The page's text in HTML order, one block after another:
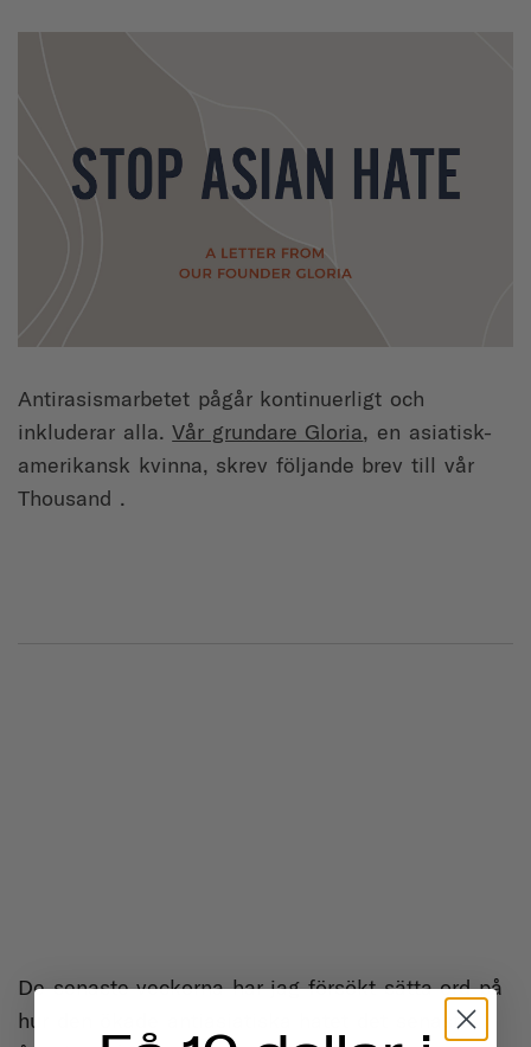
Antirasismarbetet pågår kontinuerligt och
inkluderar alla.Vår grundare Gloria, en asiatisk-
amerikansk kvinna, skrev följande brev till vår
Thousand .
De senaste veckorna har jag försökt sätta ord på
hur den ökade antiasiatiska hatet det senaste